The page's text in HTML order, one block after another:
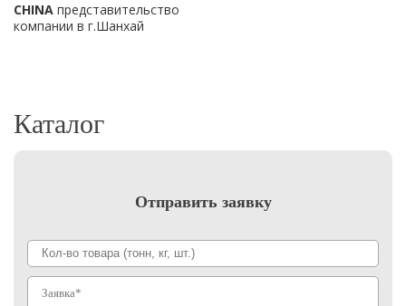
CHINA представительство
компании в г.Шанхай
Каталог
Отправить заявку